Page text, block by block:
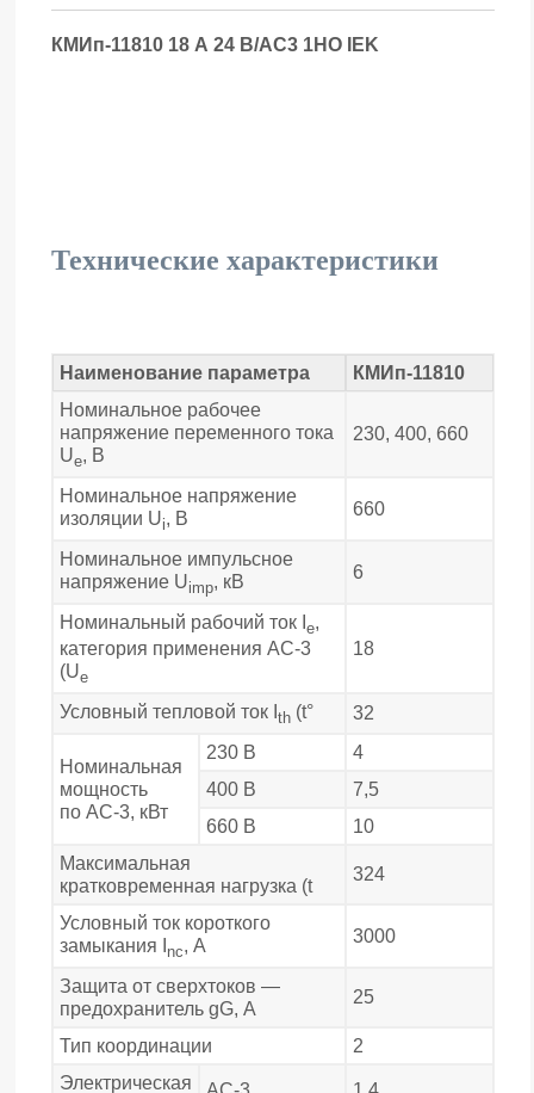
КМИп-11810 18 А 24 В/АС3 1НО IEK
Технические характеристики
Наименование параметра
КМИп-11810
Номинальное рабочее
напряжение переменного тока
Ue, В
230, 400, 660
Номинальное напряжение
изоляции Ui, В 660
Номинальное импульсное
напряжение Uimp, кВ 6
Номинальный рабочий ток I e,
категория применения АС-3
(Ue
18
Условный тепловой ток I th (t° 32
Номинальная
мощность
по АС-3, кВт
230 В
4
400 В
7,5
660 В
10
Максимальная
кратковременная нагрузка (t
324
Условный ток короткого
замыкания I
nc, А 3000
Защита от сверхтоков —
предохранитель gG, А
25
Тип координации
2
Электрическая